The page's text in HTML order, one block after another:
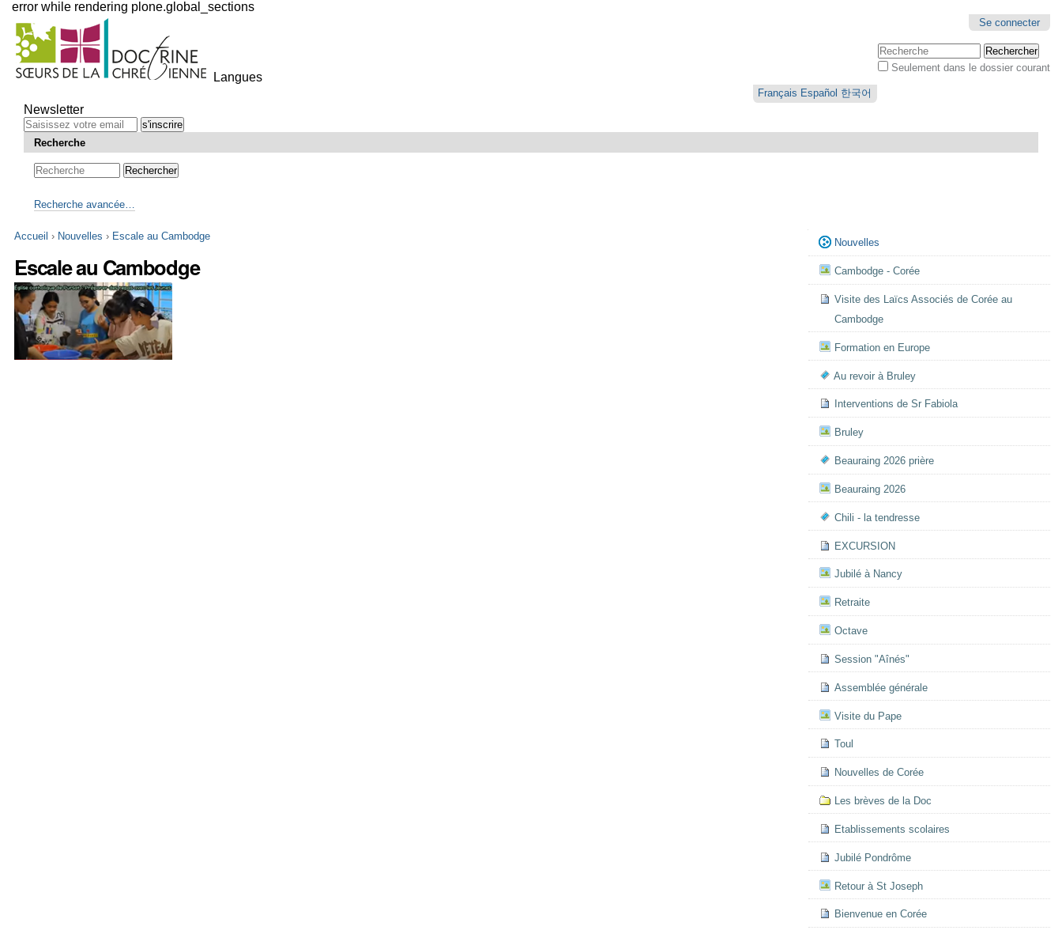
error while rendering plone.global_sections
Outils
personnels
Se connecter
Chercher par
Seulement dans le dossier courant
Langues
Français Español 한국어
au
contenu.
Aller
Newsletter
Recherche
Recherche avancée…
Accueil › Nouvelles › Escale au Cambodge
Escale au Cambodge
Navigation
Nouvelles
Cambodge - Corée
Visite des Laïcs Associés de Corée au
Cambodge
Formation en Europe
Au revoir à Bruley
Interventions de Sr Fabiola
Bruley
Beauraing 2026 prière
Beauraing 2026
Chili - la tendresse
EXCURSION
Jubilé à Nancy
Retraite
Octave
Session "Aînés"
Assemblée générale
Visite du Pape
Toul
Nouvelles de Corée
Les brèves de la Doc
Etablissements scolaires
Jubilé Pondrôme
Retour à St Joseph
Bienvenue en Corée